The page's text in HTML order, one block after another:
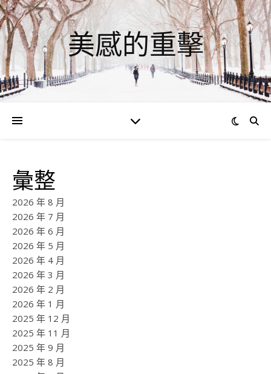
美感的重擊
彙整
2026 年 8 月
2026 年 7 月
2026 年 6 月
2026 年 5 月
2026 年 4 月
2026 年 3 月
2026 年 2 月
2026 年 1 月
2025 年 12 月
2025 年 11 月
2025 年 9 月
2025 年 8 月